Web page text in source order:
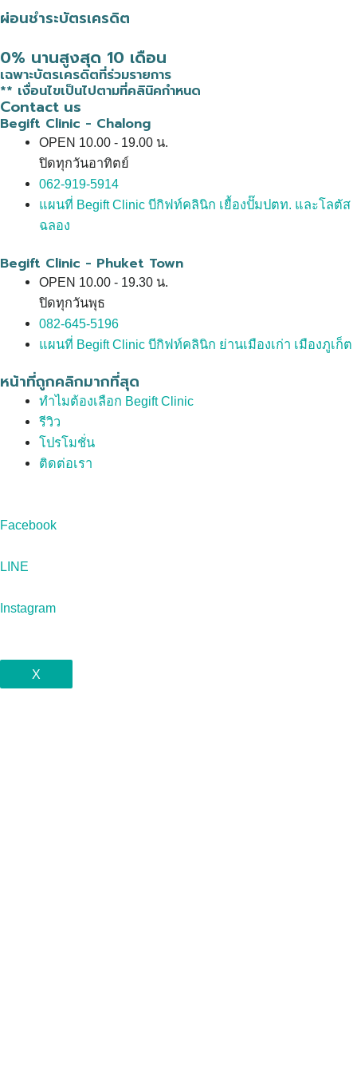
ผ่อนชำระบัตรเครดิต
0% นานสูงสุด 10 เดือน
เฉพาะบัตรเครดิตที่ร่วมรายการ
** เงื่อนไขเป็นไปตามที่คลินิคกำหนด
Contact us
Begift Clinic - Chalong
OPEN 10.00 - 19.00 น.
ปิดทุกวันอาทิตย์
062-919-5914
แผนที่ Begift Clinic บีกิฟท์คลินิก เยื้องปั๊มปตท. และโลตัส
ฉลอง
Begift Clinic - Phuket Town
OPEN 10.00 - 19.30 น.
ปิดทุกวันพุธ
082-645-5196
แผนที่ Begift Clinic บีกิฟท์คลินิก ย่านเมืองเก่า เมืองภูเก็ต
หน้าที่ถูกคลิกมากที่สุด
ทำไมต้องเลือก Begift Clinic
รีวิว
โปรโมชั่น
ติดต่อเรา
Facebook
LINE
Instagram
X